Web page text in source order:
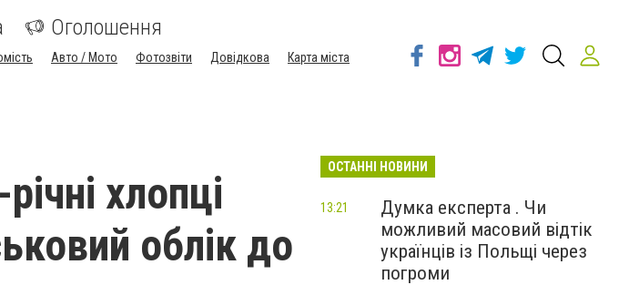
Оголошення
Авто / Мото Фотозвіти Довідкова
Карта міста
хлопці
облік до
ОСТАННІ НОВИНИ
Думка експерта . Чи
можливий масовий відтік
українців із Польщі через
погроми
13:21